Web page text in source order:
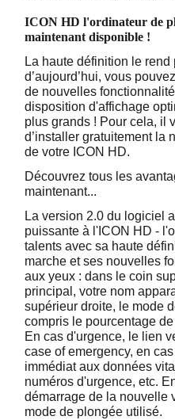
ICON HD l'ordinateur de
maintenant disponible !
La haute définition le
d’aujourd’hui, vous
de nouvelles
disposition d'affichage
plus grands ! Pour cela, il
d’installer gratuitement la
de votre ICON HD.
Découvrez tous les
maintenant...
La version 2.0 du logiciel
puissante à l'ICON HD -
talents avec sa haute
marche et ses nouvelles
aux yeux : dans le coin
principal, votre nom
supérieur droite, le mode
compris le pourcentage
En cas d'urgence, le lien
case of emergency, en
immédiat aux données
numéros d'urgence, etc.
démarrage de la nouvelle
mode de plongée utilisé.